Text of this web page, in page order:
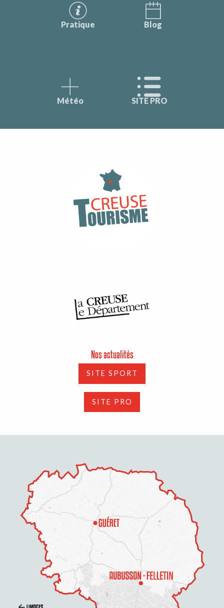
Pratique Blog
Météo SITE PRO
Nos actualités
SITE SPORT
SITE PRO